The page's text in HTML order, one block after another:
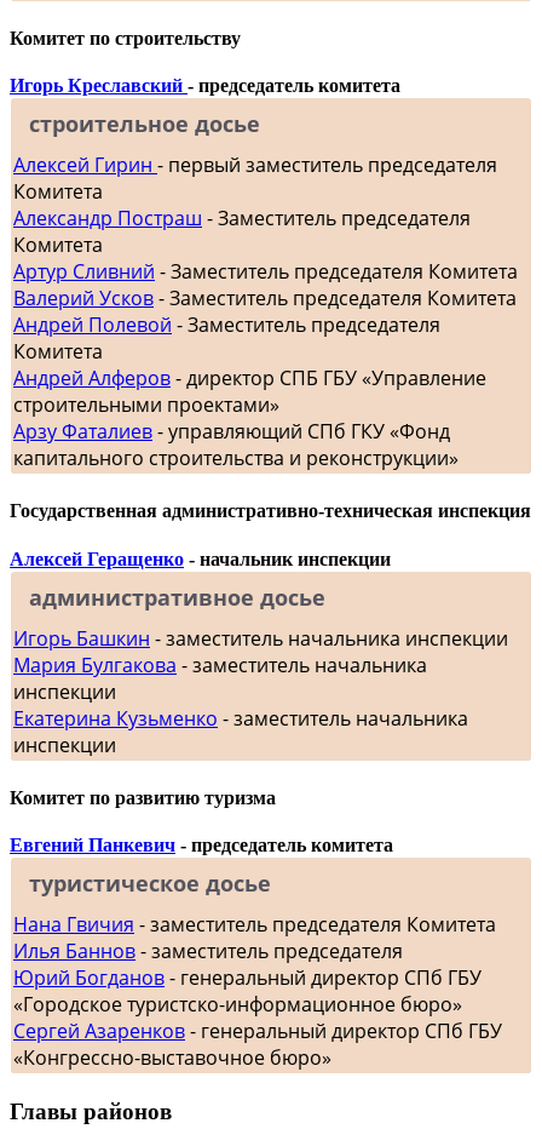
Комитет по строительству
Игорь Креславский - председатель комитета
строительное досье
Алексей Гирин - первый заместитель председателя
Комитета
Александр Постраш - Заместитель председателя
Комитета
Артур Сливний - Заместитель председателя Комитета
Валерий Усков- Заместитель председателя Комитета
Андрей Полевой - Заместитель председателя
Комитета
Андрей Алферов- директор СПБ ГБУ «Управление
строительными проектами»
Арзу Фаталиев- управляющий СПб ГКУ «Фонд
капитального строительства и реконструкции»
Государственная административно-техническая инспекция
Алексей Геращенко - начальник инспекции
административное досье
Игорь Башкин - заместитель начальника инспекции
Мария Булгакова - заместитель начальника
инспекции
Екатерина Кузьменко - заместитель начальника
инспекции
Комитет по развитию туризма
Евгений Панкевич - председатель комитета
туристическое досье
Нана Гвичия - заместитель председателя Комитета
Илья Баннов- заместитель председателя
Юрий Богданов- генеральный директор СПб ГБУ
«Городское туристско-информационное бюро»
Сергей Азаренков- генеральный директор СПб ГБУ
«Конгрессно-выставочное бюро»
Главы районов